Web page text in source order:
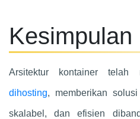
Kesimpulan
Arsitektur kontainer telah
dihosting, memberikan
skalabel, dan efisien